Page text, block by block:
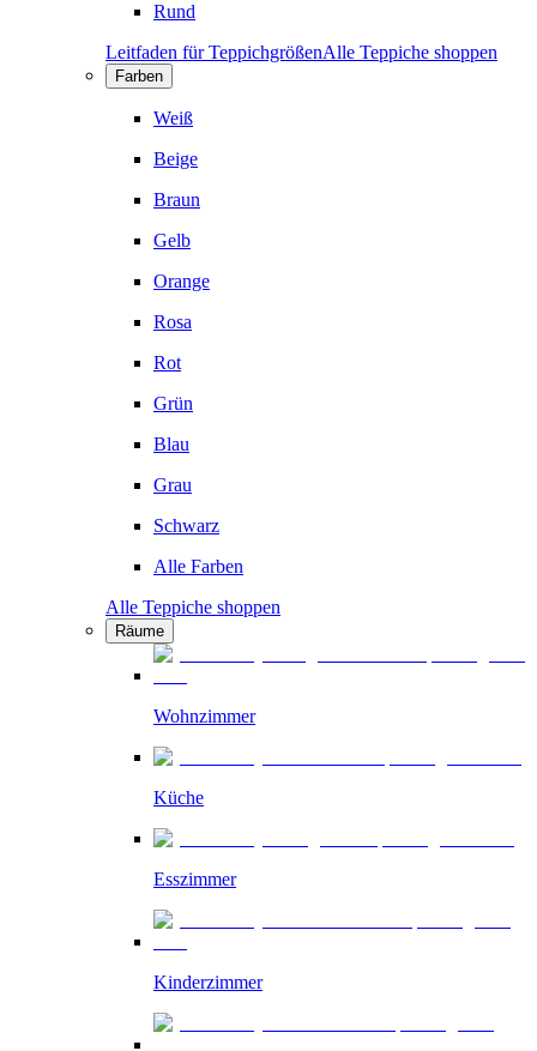
Rund
Leitfaden für TeppichgrößenAlle Teppiche shoppen
Farben
Weiß
Beige
Braun
Gelb
Orange
Rosa
Rot
Grün
Blau
Grau
Schwarz
Alle Farben
Alle Teppiche shoppen
Räume
Wohnzimmer
Küche
Esszimmer
Kinderzimmer